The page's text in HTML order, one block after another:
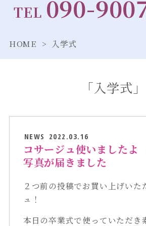
TEL 090-
HOME 入学式
「入学式」
NEWS 2022.03.16
コサージュ使いました
写真が届きました
２つ前の投稿でお買い上げいた
ュ！
本日の卒業式で使っていただき